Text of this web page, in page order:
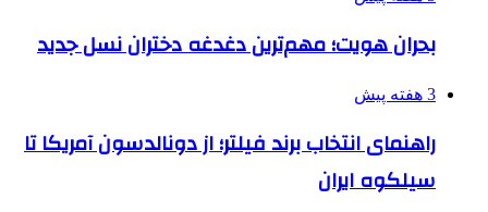
بحران هویت؛ مهم‌ترین دغدغه دختران نسل جدید
3 هفته پیش
راهنمای انتخاب برند فیلتر؛ از دونالدسون آمریکا تا
سیلکوه ایران